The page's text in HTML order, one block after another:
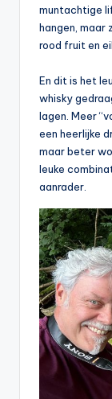
muntachtige
hangen, maar
rood fruit en
En dit is het
whisky
lagen. Meer
een heerlijke
maar beter
leuke
aanrader.